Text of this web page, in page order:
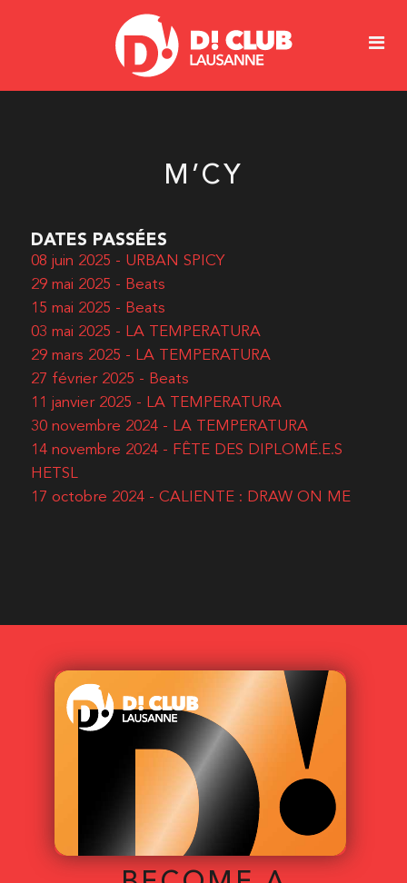
M’CY
DATES PASSÉES
08 juin 2025 - URBAN SPICY
29 mai 2025 - Beats
15 mai 2025 - Beats
03 mai 2025 - LA TEMPERATURA
29 mars 2025 - LA TEMPERATURA
27 février 2025 - Beats
11 janvier 2025 - LA TEMPERATURA
30 novembre 2024 - LA TEMPERATURA
14 novembre 2024 - FÊTE DES DIPLOMÉ.E.S
HETSL
17 octobre 2024 - CALIENTE : DRAW ON ME